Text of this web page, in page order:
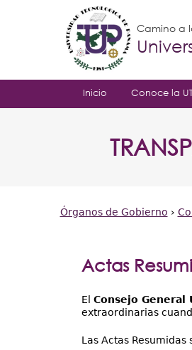
Camino a
Inicio Conoce la
Órganos de Gobierno ›
Actas
El Consejo General
extraordinarias
Las Actas